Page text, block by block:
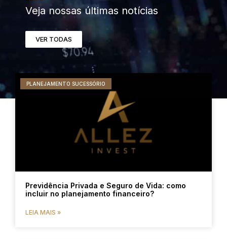
Veja nossas últimas notícias
VER TODAS
PLANEJAMENTO SUCESSÓRIO
Previdência Privada e Seguro de Vida: como
incluir no planejamento financeiro?
LEIA MAIS »